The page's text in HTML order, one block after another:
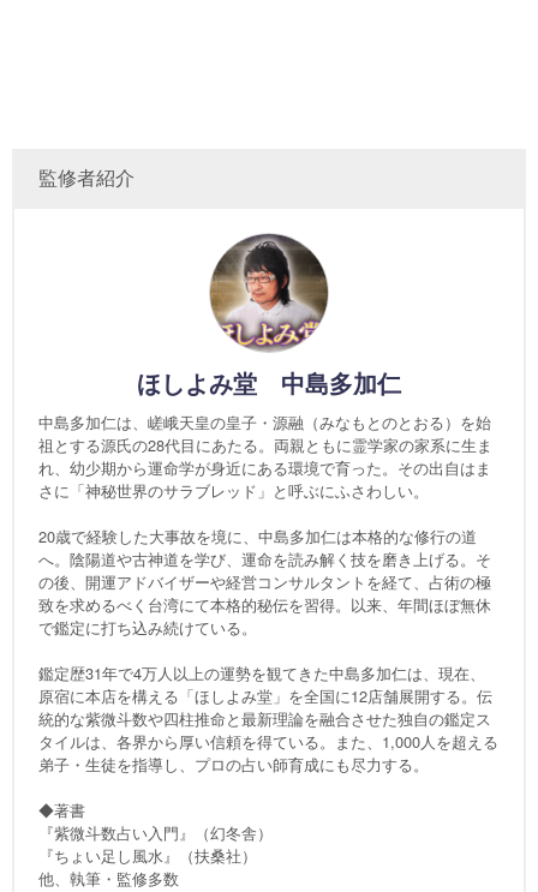
監修者紹介
ほしよみ堂 中島多加仁
中島多加仁は、嵯峨天皇の皇子・源融（みなもとのとおる）を始
祖とする源氏の28代目にあたる。両親ともに霊学家の家系に生ま
れ、幼少期から運命学が身近にある環境で育った。その出自はま
さに「神秘世界のサラブレッド」と呼ぶにふさわしい。
20歳で経験した大事故を境に、中島多加仁は本格的な修行の道
へ。陰陽道や古神道を学び、運命を読み解く技を磨き上げる。そ
の後、開運アドバイザーや経営コンサルタントを経て、占術の極
致を求めるべく台湾にて本格的秘伝を習得。以来、年間ほぼ無休
で鑑定に打ち込み続けている。
鑑定歴31年で4万人以上の運勢を観てきた中島多加仁は、現在、
原宿に本店を構える「ほしよみ堂」を全国に12店舗展開する。伝
統的な紫微斗数や四柱推命と最新理論を融合させた独自の鑑定ス
タイルは、各界から厚い信頼を得ている。また、1,000人を超える
弟子・生徒を指導し、プロの占い師育成にも尽力する。
◆著書
『紫微斗数占い入門』（幻冬舎）
『ちょい足し風水』（扶桑社）
他、執筆・監修多数